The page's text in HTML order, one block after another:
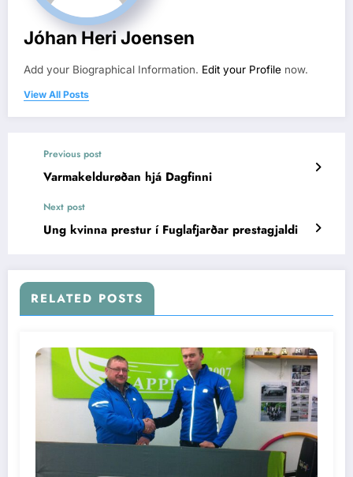
Jóhan Heri Joensen
Add your Biographical Information. Edit your Profile now.
View All Posts
Previous post
Varmakeldurøðan hjá Dagfinni
Next post
Ung kvinna prestur í Fuglafjarðar prestagjaldi
RELATED POSTS